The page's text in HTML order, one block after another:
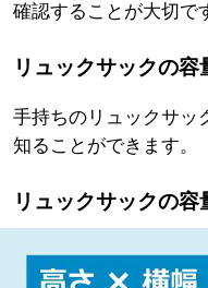
確認することが大切で
リュックサックの容
手持ちのリュックサッ
知ることができます。
リュックサックの容